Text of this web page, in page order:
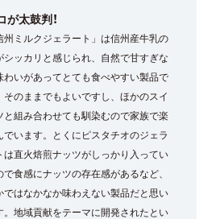
が太鼓判！
州ミルクジェラート」は信州産牛乳の
シッカリと感じられ、自然で甘すぎな
わいがあってとても食べやすい製品で
そのままでもよいですし、ほかのスイ
と組み合わせても馴染むので家族で楽
でいます。とくにピスタチオのジェラ
は直火焙煎ナッツがしっかり入ってい
で食感にナッツの存在感があるなど、
ではなかなか味わえない製品だと思い
。地域貢献をテーマに開発されたとい